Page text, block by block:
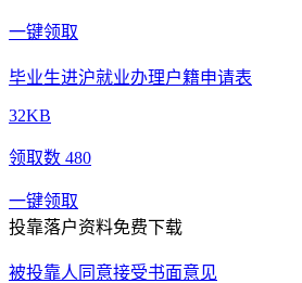
一键领取
毕业生进沪就业办理户籍申请表
32KB
领取数 480
一键领取
投靠落户资料免费下载
被投靠人同意接受书面意见